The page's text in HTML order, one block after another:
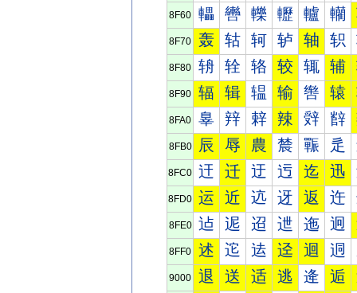
8F60 轠 轡 轢 轣 轤 轥
8F70 轰 轱 轲 轳 轴 轵
8F80 辀 辁 辂 较 辄 辅
8F90 辐 辑 辒 输 辔 辕
8FA0 辠 辡 辢 辣 辤 辥
8FB0 辰 辱 農 辳 辴 辵
8FC0 迀 迁 迂 迃 迄 迅
8FD0 运 近 迒 迓 返 迕
8FE0 迠 迡 迢 迣 迤 迥
8FF0 述 迱 迲 迳 迴 迵
9000 退 送 适 逃 逄 逅